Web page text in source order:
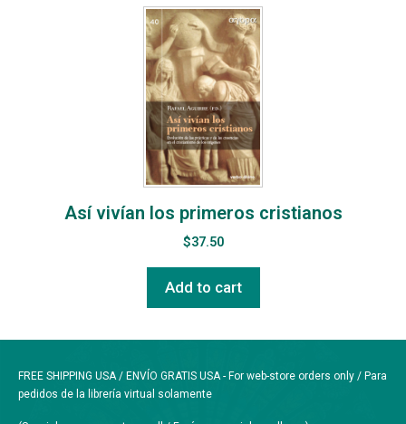
Así vivían los primeros cristianos
$37.50
Add to cart
FREE SHIPPING USA / ENVÍO GRATIS USA - For web-store orders only / Para
pedidos de la librería virtual solamente